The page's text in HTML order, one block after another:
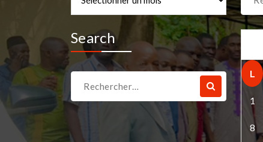
pour :
Search
pour :
L
1
8